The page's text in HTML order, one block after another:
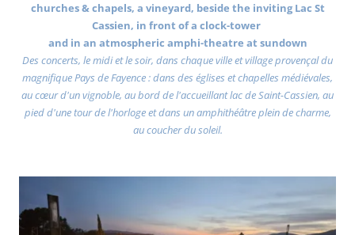
churches & chapels, a vineyard, beside the inviting Lac St
Cassien, in front of a clock-tower
and in an atmospheric amphi-theatre at sundown
Des concerts, le midi et le soir, dans chaque ville et village provençal du
magnifique Pays de Fayence : dans des églises et chapelles médiévales,
au cœur d'un vignoble, au bord de l'accueillant lac de Saint-Cassien, au
pied d'une tour de l'horloge et dans un amphithéâtre plein de charme,
au coucher du soleil.